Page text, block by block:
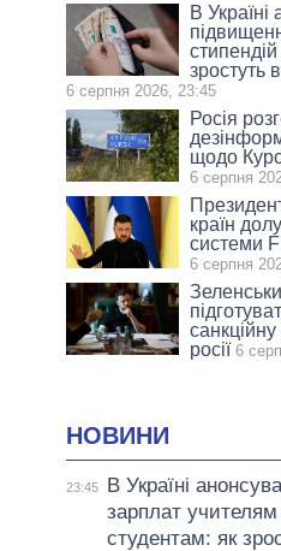
В Україні
зростуть
6 серпня 2026, 23:45
Росія
щодо
6 серпня
країн
системи
6 серпня
росії 6
НОВИНИ
23:45
В Україні
зарплат учителям
студентам: як